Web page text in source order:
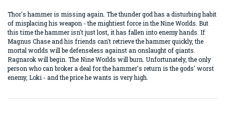
Thor's hammer is missing again. The thunder god has a disturbing habit
of misplacing his weapon - the mightiest force in the Nine Worlds. But
this time the hammer isn't just lost, it has fallen into enemy hands. If
Magnus Chase and his friends can't retrieve the hammer quickly, the
mortal worlds will be defenseless against an onslaught of giants.
Ragnarok will begin. The Nine Worlds will burn. Unfortunately, the only
person who can broker a deal for the hammer's return is the gods' worst
enemy, Loki - and the price he wants is very high.